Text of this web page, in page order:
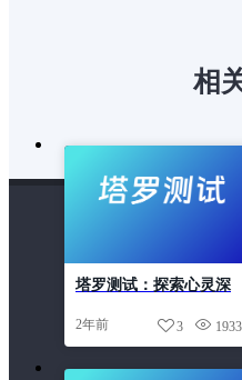
开业吉日
紫微斗数 紫微财运
结婚吉日
相
塔罗测试：探索心灵深
2年前 3